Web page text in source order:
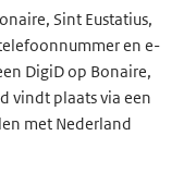
Sint Eustatius,
en e-
DigiD op Bonaire,
vindt plaats via een
met Nederland